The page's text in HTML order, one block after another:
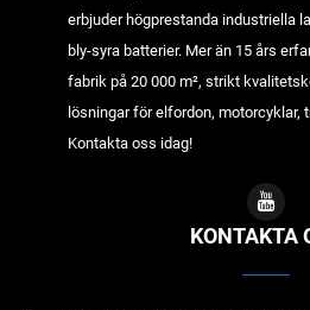
erbjuder högprestanda industriella
bly-syra batterier. Mer än 15 års
fabrik på 20 000 m², strikt
lösningar för elfordon, motorcyklar,
Kontakta oss idag!
KONTAKTA